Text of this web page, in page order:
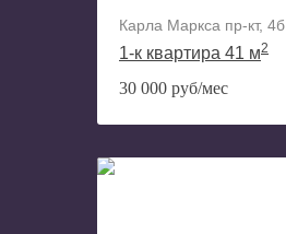
Карла Маркса пр-кт, 4б
1-к квартира 41 м2
30 000 руб/мес